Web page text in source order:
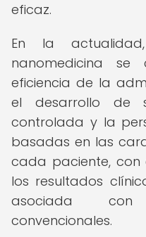
eficaz.
En la
nanomedicina
eficiencia de la
el desarrollo de
controlada y la
basadas en las
cada paciente, con
los resultados
asociada
convencionales.